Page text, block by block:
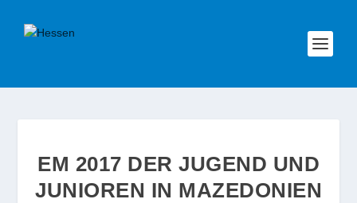
EM 2017 DER JUGEND UND
JUNIOREN IN MAZEDONIEN